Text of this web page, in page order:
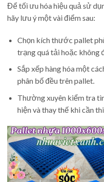
Để tối ưu hóa hiệu quả sử
hãy lưu ý một vài điểm sau:
Chọn kích thước pallet
trạng quá tải hoặc không
Sắp xếp hàng hóa một
phân bố đều trên pallet.
Thường xuyên kiểm tra
hiện và thay thế khi cần